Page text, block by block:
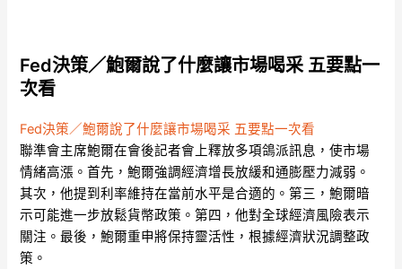
Fed決策／鮑爾說了什麼讓市場喝采 五要點一
次看
Fed決策／鮑爾說了什麼讓市場喝采 五要點一次看
聯準會主席鮑爾在會後記者會上釋放多項鴿派訊息，使市場
情緒高漲。首先，鮑爾強調經濟增長放緩和通膨壓力減弱。
其次，他提到利率維持在當前水平是合適的。第三，鮑爾暗
示可能進一步放鬆貨幣政策。第四，他對全球經濟風險表示
關注。最後，鮑爾重申將保持靈活性，根據經濟狀況調整政
策。